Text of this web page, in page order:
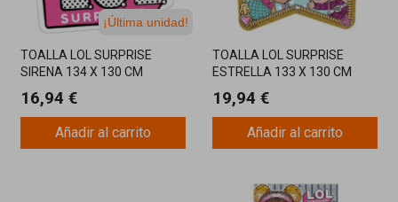
¡Última unidad!
TOALLA LOL SURPRISE
SIRENA 134 X 130 CM
16,94 €
Añadir al carrito
TOALLA LOL SURPRISE
ESTRELLA 133 X 130 CM
19,94 €
Añadir al carrito